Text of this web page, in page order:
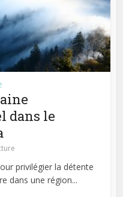
dans le
privilégier la détente
dans une région...